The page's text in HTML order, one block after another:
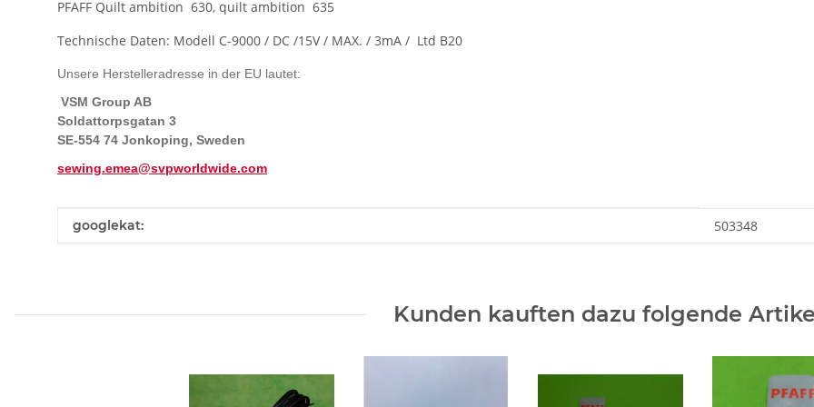
PFAFF Quilt ambition 630, quilt ambition 635
Technische Daten: Modell C-9000 / DC /15V / MAX. / 3mA / Ltd B20
Unsere Herstelleradresse in der EU lautet:
VSM Group AB
Soldattorpsgatan 3
SE-554 74 Jonkoping, Sweden
sewing.emea@svpworldwide.com
Produkteigenschaft
Wert
googlekat: 503348
Kunden kauften dazu folgende